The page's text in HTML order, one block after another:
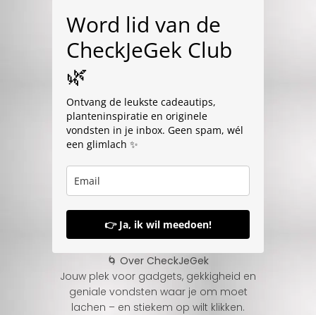
Word lid van de
CheckJeGek Club
🌿
Ontvang de leukste cadeautips,
planteninspiratie en originele
vondsten in je inbox. Geen spam, wél
een glimlach ✨
👉 Ja, ik wil meedoen!
🌀 Over CheckJeGek
Jouw plek voor gadgets, gekkigheid en
geniale vondsten waar je om moet
lachen – en stiekem op wilt klikken.